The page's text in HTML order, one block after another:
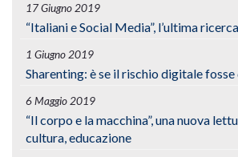
17 Giugno 2019
“Italiani e Social Media”, l’ultima
1 Giugno 2019
Sharenting: è se il rischio digitale
6 Maggio 2019
“Il corpo e la macchina”, una nuova
cultura, educazione